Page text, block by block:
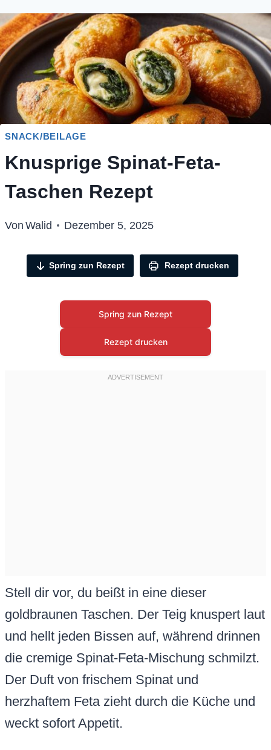
SNACK/BEILAGE
Knusprige Spinat-Feta-
Taschen Rezept
Von Walid Dezember 5, 2025
Spring zun Rezept Rezept drucken
Spring zun Rezept
Rezept drucken
Stell dir vor, du beißt in eine dieser
goldbraunen Taschen. Der Teig knuspert laut
und hellt jeden Bissen auf, während drinnen
die cremige Spinat-Feta-Mischung schmilzt.
Der Duft von frischem Spinat und
herzhaftem Feta zieht durch die Küche und
weckt sofort Appetit.